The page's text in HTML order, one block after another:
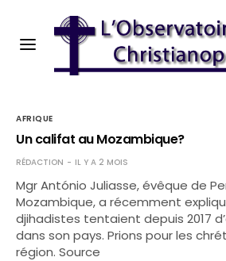
AFRIQUE
Un califat au Mozambique?
RÉDACTION IL Y A 2 MOIS
Mgr António Juliasse, évêque de
Mozambique, a récemment
djihadistes tentaient depuis 2017
dans son pays. Prions pour les
région. Source